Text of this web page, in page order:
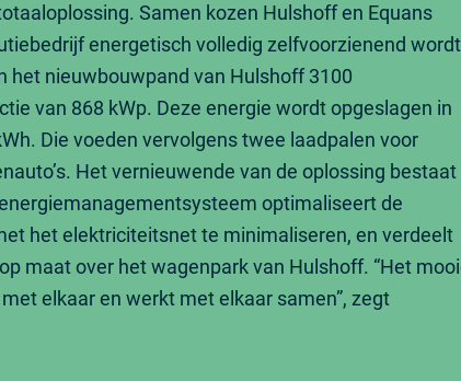
Samen kozen Hulshoff en Equans
energetisch volledig zelfvoorzienend
het nieuwbouwpand van Hulshoff 3100
van 868 kWp. Deze energie wordt opgeslagen in
Die voeden vervolgens twee laadpalen voor
Het vernieuwende van de oplossing bestaat
optimaliseert de
het elektriciteitsnet te minimaliseren, en verdeelt
maat over het wagenpark van Hulshoff. “Het
elkaar en werkt met elkaar samen”, zegt